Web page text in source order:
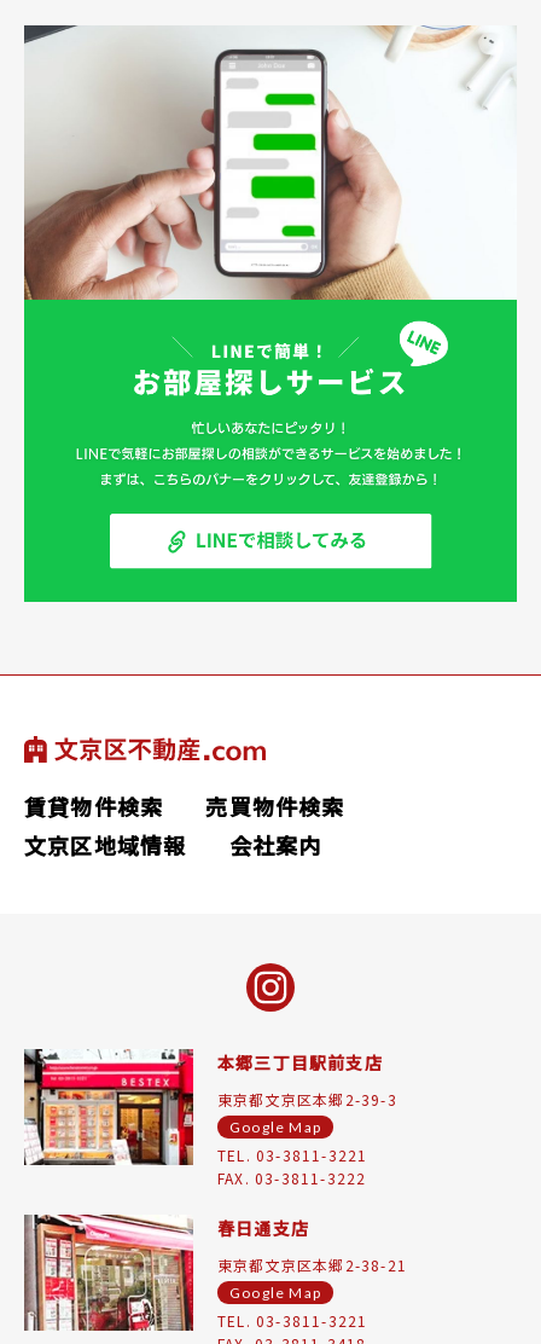
賃貸物件検索
売買物件検索
文京区地域情報
会社案内
本郷三丁目駅前支店
東京都文京区本郷2-39-3
Google Map
TEL. 03-3811-3221
FAX. 03-3811-3222
春日通支店
東京都文京区本郷2-38-21
Google Map
TEL. 03-3811-3221